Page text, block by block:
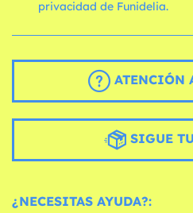
privacidad de Funidelia.
ATENCIÓN
SIGUE
¿NECESITAS AYUDA?: